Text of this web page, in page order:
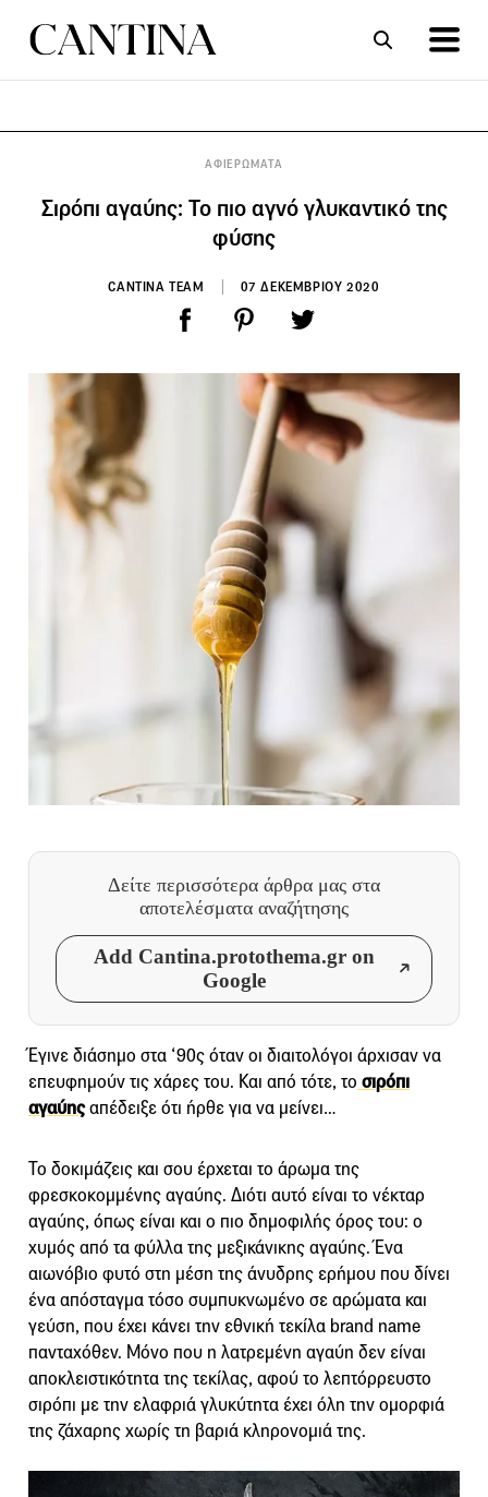
ΑΦΙΕΡΩΜΑΤΑ
Σιρόπι αγαύης: Το πιο αγνό γλυκαντικό της
φύσης
CANTINA TEAM 07 ΔΕΚΕΜΒΡΙΟΥ 2020
Δείτε περισσότερα άρθρα μας στα
αποτελέσματα αναζήτησης
Add Cantina.protothema.gr on
Google
Έγινε διάσημο στα ‘90ς όταν οι διαιτολόγοι άρχισαν να
επευφημούν τις χάρες του. Και από τότε, το σιρόπι
αγαύηςαπέδειξε ότι ήρθε για να μείνει…
Το δοκιμάζεις και σου έρχεται το άρωμα της
φρεσκοκομμένης αγαύης. Διότι αυτό είναι το νέκταρ
αγαύης, όπως είναι και ο πιο δημοφιλής όρος του: ο
χυμός από τα φύλλα της μεξικάνικης αγαύης. Ένα
αιωνόβιο φυτό στη μέση της άνυδρης ερήμου που δίνει
ένα απόσταγμα τόσο συμπυκνωμένο σε αρώματα και
γεύση, που έχει κάνει την εθνική τεκίλα brand name
πανταχόθεν. Μόνο που η λατρεμένη αγαύη δεν είναι
αποκλειστικότητα της τεκίλας, αφού το λεπτόρρευστο
σιρόπι με την ελαφριά γλυκύτητα έχει όλη την ομορφιά
της ζάχαρης χωρίς τη βαριά κληρονομιά της.